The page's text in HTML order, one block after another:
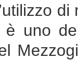
è uno